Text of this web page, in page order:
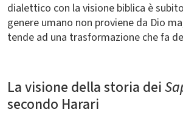
dialettico con la visione biblica è
genere umano non proviene da Dio
tende ad una trasformazione che fa
La visione della storia dei
secondo Harari